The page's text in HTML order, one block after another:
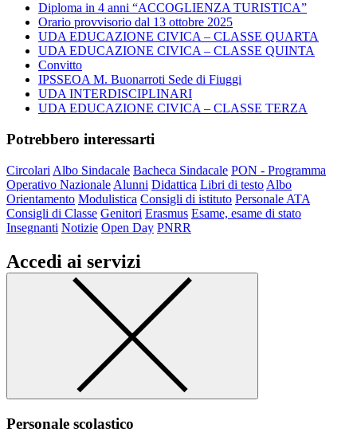
Diploma in 4 anni “ACCOGLIENZA TURISTICA”
Orario provvisorio dal 13 ottobre 2025
UDA EDUCAZIONE CIVICA – CLASSE QUARTA
UDA EDUCAZIONE CIVICA – CLASSE QUINTA
Convitto
IPSSEOA M. Buonarroti Sede di Fiuggi
UDA INTERDISCIPLINARI
UDA EDUCAZIONE CIVICA – CLASSE TERZA
Potrebbero interessarti
Circolari Albo Sindacale Bacheca Sindacale PON - Programma
Operativo Nazionale Alunni Didattica Libri di testo Albo
Orientamento Modulistica Consigli di istituto Personale ATA
Consigli di Classe Genitori Erasmus Esame, esame di stato
Insegnanti Notizie Open Day PNRR
Accedi ai servizi
Personale scolastico